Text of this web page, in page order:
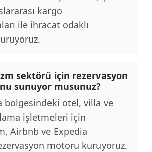
kargo
ile ihracat odaklı
sektörü için rezervasyon
sunuyor musunuz?
bölgesindeki otel, villa ve
işletmeleri için
Airbnb ve Expedia
motoru kuruyoruz.